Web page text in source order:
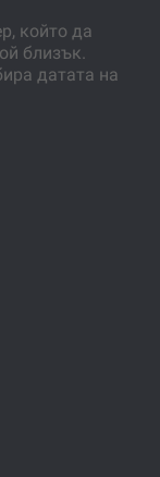
който да
близък.
датата на